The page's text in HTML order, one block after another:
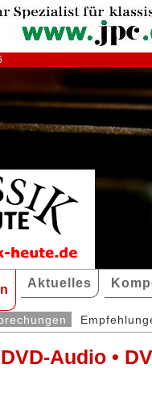
Aktuelles
DVD-Audio •